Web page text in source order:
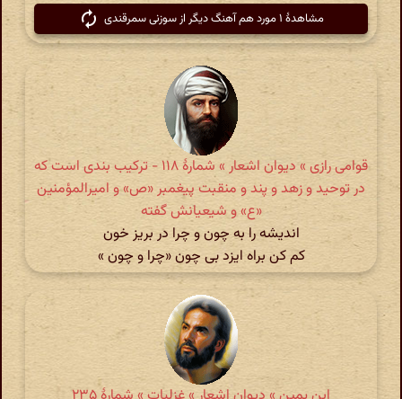
مشاهدهٔ ۱ مورد هم آهنگ دیگر از سوزنی سمرقندی
قوامی رازی » دیوان اشعار » شمارهٔ ۱۱۸ - ترکیب بندی است که
در توحید و زهد و پند و منقبت پیغمبر «ص» و امیرالمؤمنین
«ع» و شیعیانش گفته
اندیشه را به چون و چرا در بریز خون
کم کن براه ایزد بی چون «چرا و چون »